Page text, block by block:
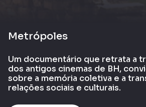
Metrópoles
Um documentário que retrata a
dos antigos cinemas de BH,
sobre a memória coletiva e a
relações sociais e culturais.